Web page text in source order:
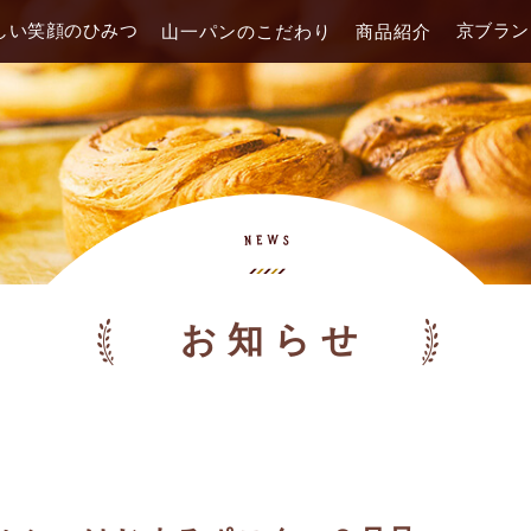
い笑顔のひみつ 山一パンのこだわり 商品紹介 京ブラ
お知らせ